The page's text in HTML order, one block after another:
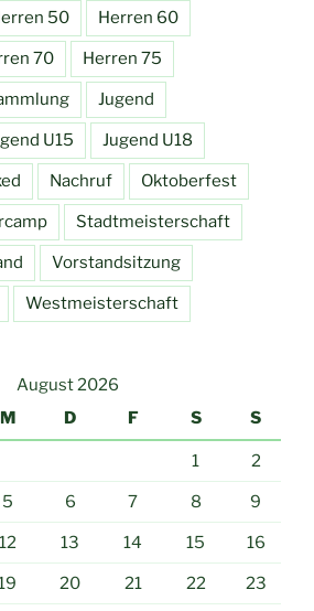
50 Herren 60
70 Herren 75
Jugend
U15 Jugend U18
Nachruf Oktoberfest
Stadtmeisterschaft
Vorstandsitzung
Westmeisterschaft
August 2026
M D F S S
1 2
5 6 7 8 9
12 13 14 15 16
20 21 22 23